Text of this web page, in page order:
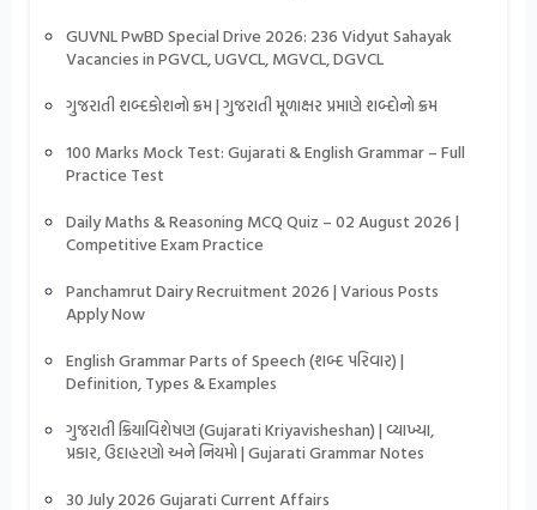
GUVNL PwBD Special Drive 2026: 236 Vidyut Sahayak
Vacancies in PGVCL, UGVCL, MGVCL, DGVCL
ગુજરાતી શબ્દકોશનો ક્રમ | ગુજરાતી મૂળાક્ષર પ્રમાણે શબ્દોનો ક્રમ
100 Marks Mock Test: Gujarati & English Grammar – Full
Practice Test
Daily Maths & Reasoning MCQ Quiz – 02 August 2026 |
Competitive Exam Practice
Panchamrut Dairy Recruitment 2026 | Various Posts
Apply Now
English Grammar Parts of Speech (શબ્દ પરિવાર) |
Definition, Types & Examples
ગુજરાતી ક્રિયાવિશેષણ (Gujarati Kriyavisheshan) | વ્યાખ્યા,
પ્રકાર, ઉદાહરણો અને નિયમો | Gujarati Grammar Notes
30 July 2026 Gujarati Current Affairs